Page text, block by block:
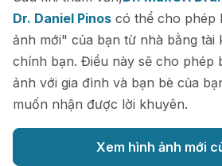
Dr. Daniel Pinos có thể cho phép
ảnh mới" của bạn từ nhà bằng tài
chính bạn. Điều này sẽ cho phép
ảnh với gia đình và bạn bè của
muốn nhận được lời khuyên.
Xem hình ảnh mới